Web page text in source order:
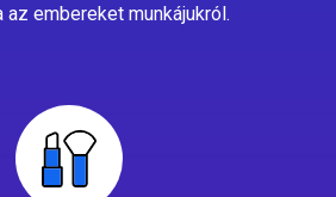
az embereket munkájukról.